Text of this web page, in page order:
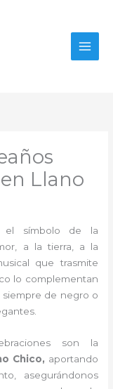
Llano
el símbolo de la
a la tierra, a la
que trasmite
lo complementan
de negro o
son la
Chico, aportando
asegurándonos